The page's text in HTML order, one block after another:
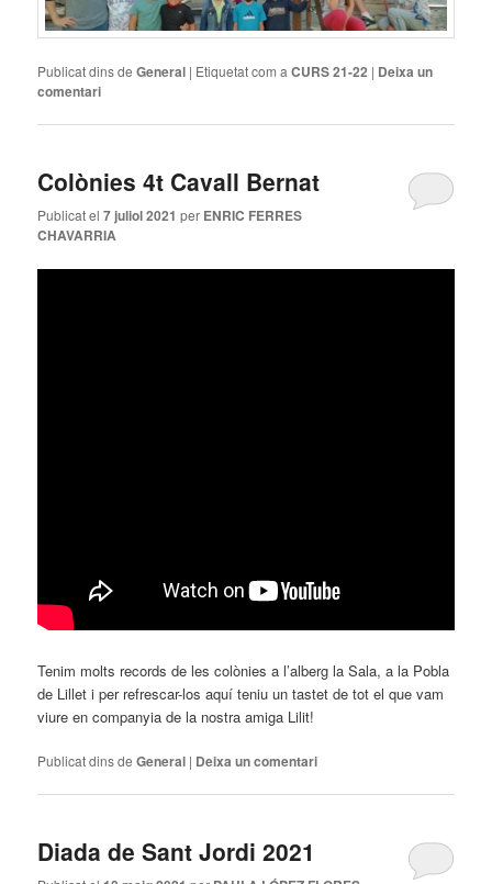
Publicat dins de General | Etiquetat com a CURS 21-22 | Deixa un
comentari
Colònies 4t Cavall Bernat
Publicat el7 juliol 2021 per ENRIC FERRES
CHAVARRIA
Tenim molts records de les colònies a l’alberg la Sala, a la Pobla
de Lillet i per refrescar-los aquí teniu un tastet de tot el que vam
viure en companyia de la nostra amiga Lilit!
Publicat dins de General | Deixa un comentari
Diada de Sant Jordi 2021